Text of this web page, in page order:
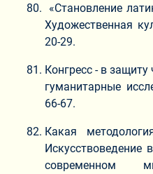
«Становление
Художественная
20-29.
Конгресс - в
гуманитарные
66-67.
Какая
Искусствоведение
современном